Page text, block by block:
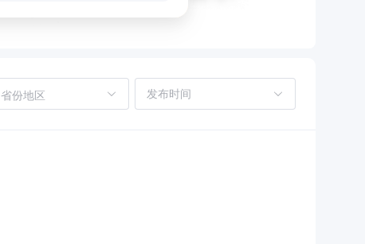
省份地区